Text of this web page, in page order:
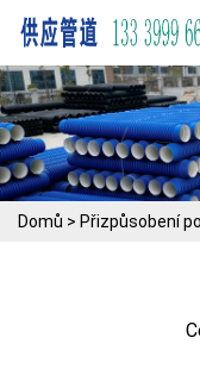
Domů > Přizpůsobení